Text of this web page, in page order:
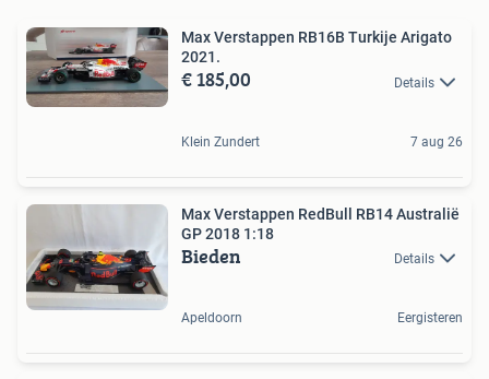
Max Verstappen RB16B Turkije Arigato
2021.
€ 185,00 Details
Klein Zundert 7 aug 26
Max Verstappen RedBull RB14 Australië
GP 2018 1:18
Bieden Details
Apeldoorn Eergisteren